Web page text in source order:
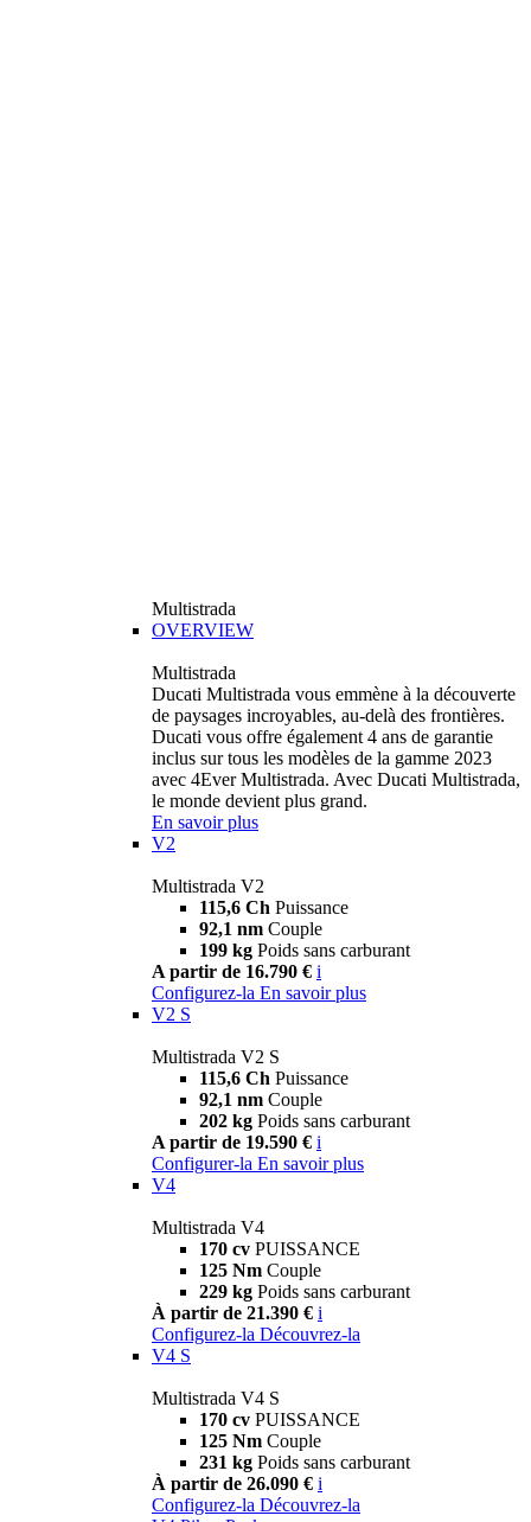
Multistrada
OVERVIEW
Multistrada
Ducati Multistrada vous emmène à la découverte
de paysages incroyables, au-delà des frontières.
Ducati vous offre également 4 ans de garantie
inclus sur tous les modèles de la gamme 2023
avec 4Ever Multistrada. Avec Ducati Multistrada,
le monde devient plus grand.
En savoir plus
V2
Multistrada V2
115,6 Ch Puissance
92,1 nm Couple
199 kg Poids sans carburant
A partir de 16.790 € i
Configurez-la En savoir plus
V2 S
Multistrada V2 S
115,6 Ch Puissance
92,1 nm Couple
202 kg Poids sans carburant
A partir de 19.590 € i
Configurer-la En savoir plus
V4
Multistrada V4
170 cv PUISSANCE
125 Nm Couple
229 kg Poids sans carburant
À partir de 21.390 € i
Configurez-la Découvrez-la
V4 S
Multistrada V4 S
170 cv PUISSANCE
125 Nm Couple
231 kg Poids sans carburant
À partir de 26.090 € i
Configurez-la Découvrez-la